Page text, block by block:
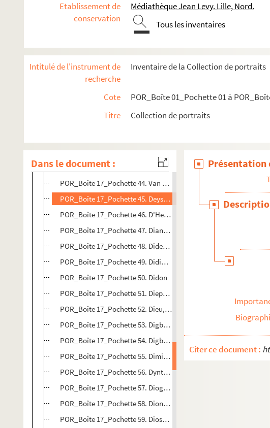
Etablissement de
conservation
Médiathèque Jean Levy. Lille, Nord.
Tous les inventaires
Intitulé de l'instrument de
recherche
Inventaire de la Collection de portraits
Cote
POR_Boîte 01_Pochette 01 à
Titre
Collection de portraits
Dans le document :
POR_Boîte 17_Pochette 33. Desnoyers, Auguste-Gaspard-Louis-
POR_Boîte 17_Pochette 34. Desplanques
POR_Boîte 17_Pochette 36. Dessolles, Jean-Joseph-Paul-Augustin
POR_Boîte 17_Pochette 37. Destouches, Philippe-Néricault
POR_Boîte 17_Pochette 39. De Vigne, Félix
POR_Boîte 17_Pochette 40. Devinck, François
POR_Boîte 17_Pochette 42. Devonshire, Edward Courtenay (Comte
POR_Boîte 17_Pochette 43. Devonshire, William (Duc de)
POR_Boîte 17_Pochette 44. Van Deynum, Jean-Baptiste
POR_Boîte 17_Pochette 45. Deyster, Louis (De)
POR_Boîte 17_Pochette 46. D'Hennin (Mademoiselle)
POR_Boîte 17_Pochette 47. Diane de Poitiers
POR_Boîte 17_Pochette 48. Diderot, Denis
POR_Boîte 17_Pochette 49. Didion, Barde-Françoise-Madeleine
POR_Boîte 17_Pochette 50. Didon
POR_Boîte 17_Pochette 51. Diepenbeke, Abraham (Van)
POR_Boîte 17_Pochette 52. Dieu, Daniel (De)
POR_Boîte 17_Pochette 53. Digby, Georges (Lord)
POR_Boîte 17_Pochette 54. Digby, Kenelme
POR_Boîte 17_Pochette 55. Dimitri ou Démétrius
POR_Boîte 17_Pochette 56. Dynterus, Edmond De Dynter (Dit)
POR_Boîte 17_Pochette 57. Diogéne
POR_Boîte 17_Pochette 58. Dionis, Pierre
POR_Boîte 17_Pochette 59. Dioscorides (Pédacius ou Pédanius)
Présentation
Citer ce document :